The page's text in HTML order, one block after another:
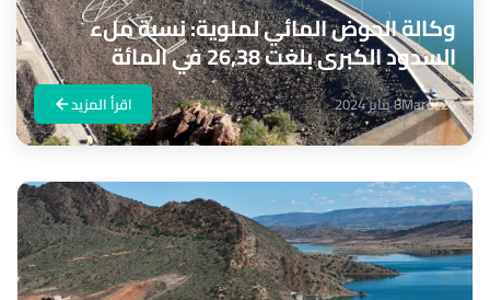
وكالة الحوض المائي لملوية: نسبة ملء
السدود الكبرى بلغت 26,38 في المائة
Maroc248 يناير 2024 اقرأ المزيد